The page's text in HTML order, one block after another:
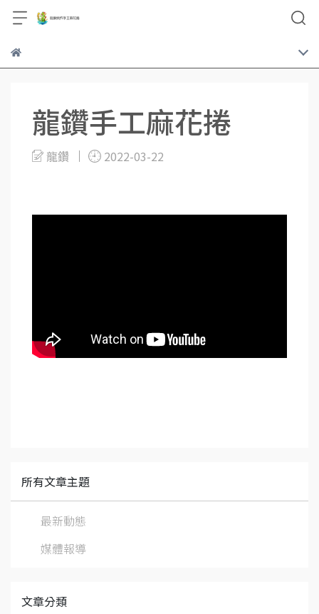
龍鑽手工麻花捲
龍鑽 2022-03-22
所有文章主題
最新動態
媒體報導
文章分類